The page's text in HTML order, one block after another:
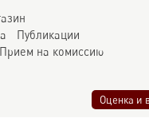
Публикации
Прием на комиссию
Оценка и